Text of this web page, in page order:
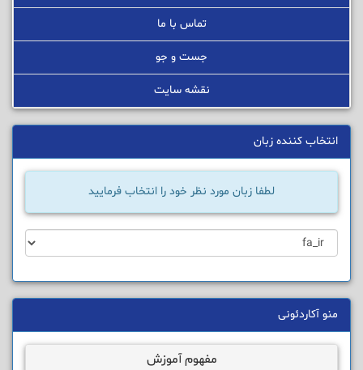
تماس با ما
جست و جو
نقشه سایت
انتخاب کننده زبان
لطفا زبان مورد نظر خود را انتخاب فرمایید
منو آکاردئونی
مفهوم آموزش